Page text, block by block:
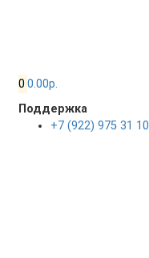
0 0.00р.
Поддержка
+7 (922) 975 31 10